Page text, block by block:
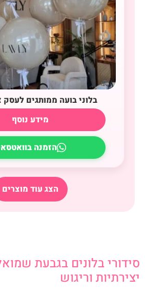
בלוני בועה ממותגים לעסק
מידע נוסף
הזמנה
הצג עוד מוצרים
סידורי בלונים בגבעת
יצירתיות וריגוש